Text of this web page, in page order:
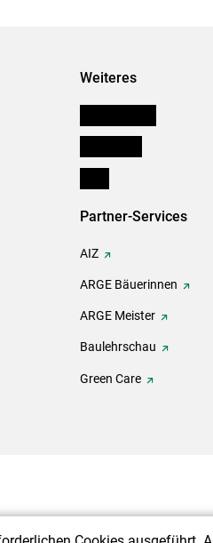
Weiteres
Partner-Services
AIZ
ARGE Bäuerinnen
ARGE Meister
Baulehrschau
Green Care